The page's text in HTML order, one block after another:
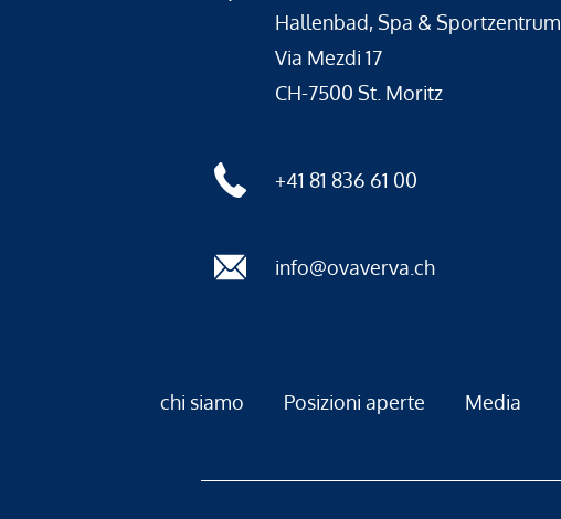
Hallenbad, Spa & Sportzentrum
Via Mezdi 17
CH-7500 St. Moritz
+41 81 836 61 00
info@ovaverva.ch
chi siamo Posizioni aperte Media